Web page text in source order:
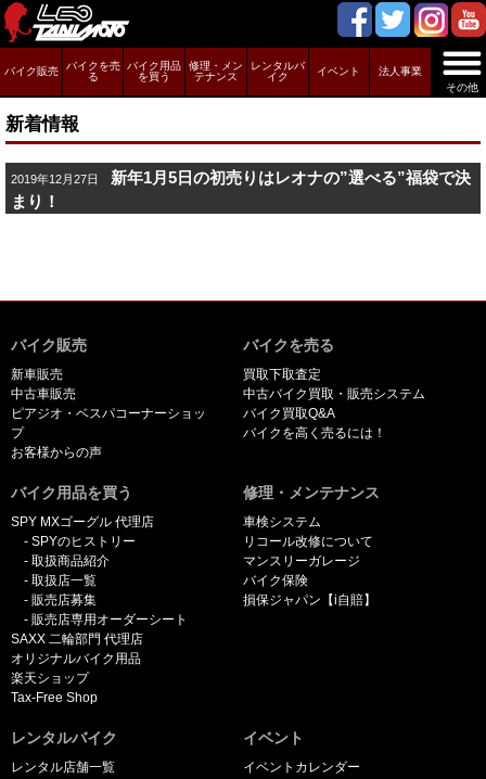
その他
バイク販売
バイクを売
る
バイク用品
を買う
修理・メン
テナンス
レンタルバ
イク
イベント 法人事業
新着情報
2019年12月27日
新年1月5日の初売りはレオナの”選べる”福袋で決
まり！
バイク販売
新車販売
中古車販売
ピアジオ・ベスパコーナーショッ
プ
お客様からの声
バイクを売る
買取下取査定
中古バイク買取・販売システム
バイク買取Q&A
バイクを高く売るには！
バイク用品を買う
SPY MXゴーグル 代理店
SPYのヒストリー
取扱商品紹介
取扱店一覧
販売店募集
販売店専用オーダーシート
SAXX 二輪部門 代理店
オリジナルバイク用品
楽天ショップ
Tax-Free Shop
修理・メンテナンス
車検システム
リコール改修について
マンスリーガレージ
バイク保険
損保ジャパン【i自賠】
レンタルバイク
レンタル店舗一覧
イベント
イベントカレンダー